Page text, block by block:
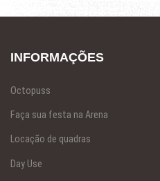
INFORMAÇÕES
Octopuss
Faça sua festa na Arena
Locação de quadras
Day Use